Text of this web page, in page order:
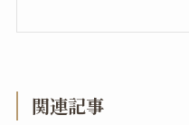
関連記事